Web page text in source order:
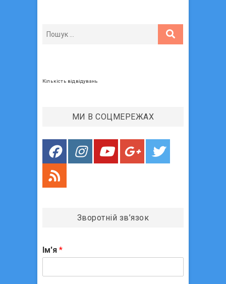
и
в
Кількість відвідувань
МИ В СОЦМЕРЕЖАХ
Зворотній зв’язок
Ім'я *